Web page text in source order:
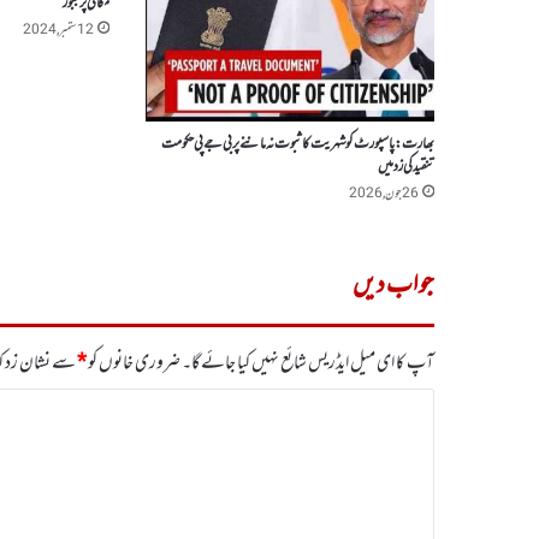
بھارت :پاسپورٹ کو شہریت کا ثبوت نہ ماننے پر بی جے پی حکومت
تنقید کی زد میں
26 جون, 2026
12 ستمبر, 2024
جواب دیں
آپ کا ای میل ایڈریس شائع نہیں کیا جائے گا۔ضروری خانوں کو*سے نشان زد